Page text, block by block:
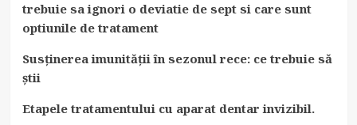
trebuie sa ignori o deviatie de sept si care sunt
optiunile de tratament
Susținerea imunității în sezonul rece: ce trebuie să
știi
Etapele tratamentului cu aparat dentar invizibil.